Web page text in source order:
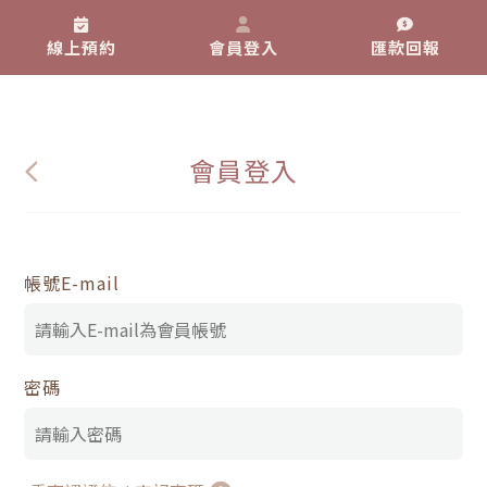
線上預約 會員登入 匯款回報
會員登入
帳號E-mail
密碼